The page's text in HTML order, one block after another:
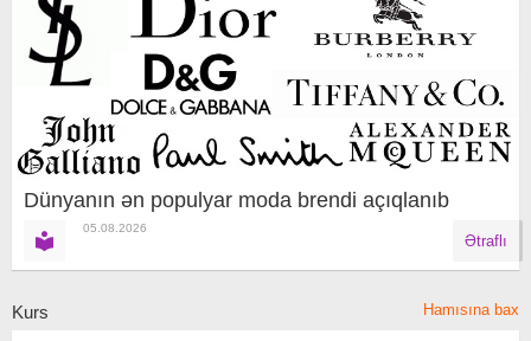
Dünyanın ən populyar moda brendi açıqlanıb
05.08.2026
Ətraflı
Kurs Hamısına bax